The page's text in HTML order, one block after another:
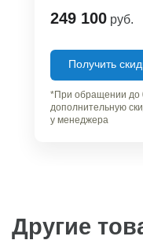
249 100 руб.
Получить
*При обращении до
дополнительную
у менеджера
Другие